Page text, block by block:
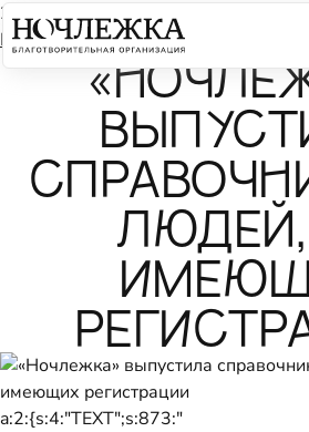
25 июня 2013
Календарь
a:2:{s:4:"TEXT";s:873:"